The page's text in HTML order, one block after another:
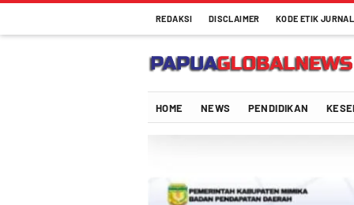
REDAKSI DISCLAIMER KODE ETIK
Papuaglobalnews.com
Menulis Fakta dengan Hati Bening
HOME NEWS PENDIDIKAN